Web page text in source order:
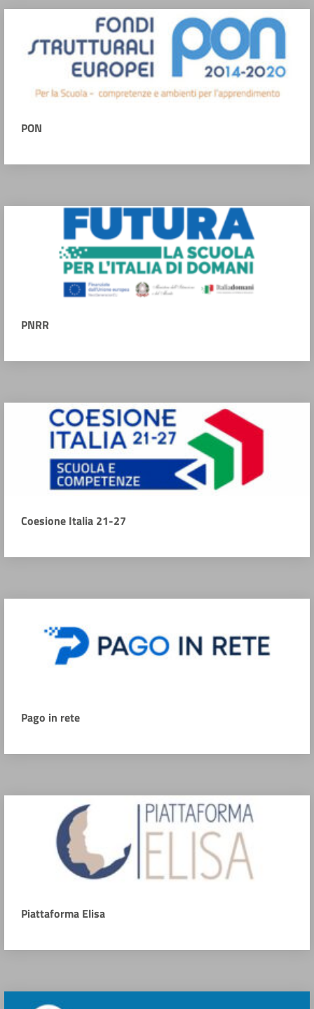
PON
PNRR
Coesione Italia 21-27
Pago in rete
Piattaforma Elisa